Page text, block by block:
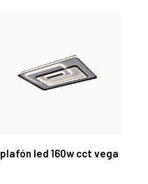
plafón led 160w cct vega